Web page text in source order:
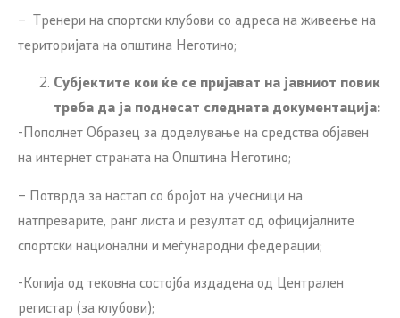
– Тренери на спортски клубови со адреса на живеење на
територијата на општина Неготино;
Субјектите кои ќе се пријават на јавниот повик
треба да ја поднесат следната документација:
-Пополнет Образец за доделување на средства објавен
на интернет страната на Општина Неготино;
– Потврда за настап со бројот на учесници на
натпреварите, ранг листа и резултат од официјалните
спортски национални и меѓународни федерации;
-Копија од тековна состојба издадена од Централен
регистар (за клубови);